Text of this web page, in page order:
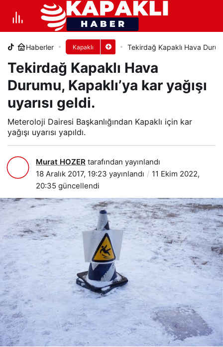
Haberler Kapaklı Tekirdağ Kapaklı Hava
Tekirdağ Kapaklı Hava
Durumu, Kapaklı’ya kar yağışı
uyarısı geldi.
Meteroloji Dairesi Başkanlığından Kapaklı için kar
yağışı uyarısı yapıldı.
Murat HOZER tarafından yayınlandı
18 Aralık 2017, 19:23 yayınlandı
11 Ekim 2022,
20:35 güncellendi
Tekirdağ Kapaklı Hava Durumu,
Kapaklı’ya kar yağışı uyarısı geldi.
0